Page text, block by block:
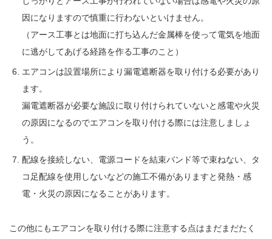
因になりますので慎重に行わないといけません。
（アース工事とは地面に打ち込んだ金属棒を使って電気を地面
に逃がしてあげる経路を作る工事のこと）
エアコンは設置場所により漏電遮断器を取り付ける必要があり
ます。
漏電遮断器が必要な施設に取り付けられていないと感電や火災
の原因になるのでエアコンを取り付ける際には注意しましょ
う。
配線を接続しない、電源コードを結束バンド等で束ねない、タ
コ足配線を使用しないなどの施工不備がありますと発熱・感
電・火災の原因になることがあります。
この他にもエアコンを取り付ける際に注意する点はまだまだたく